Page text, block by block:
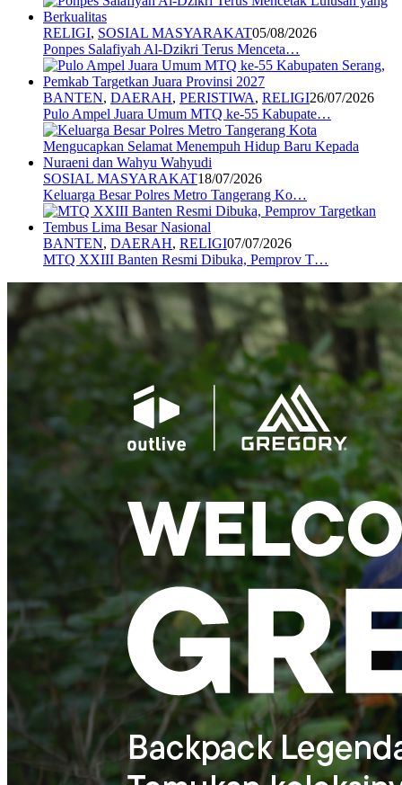
RELIGI, SOSIAL MASYARAKAT05/08/2026
Ponpes Salafiyah Al-Dzikri Terus Menceta…
BANTEN, DAERAH, PERISTIWA, RELIGI26/07/2026
Pulo Ampel Juara Umum MTQ ke-55 Kabupate…
SOSIAL MASYARAKAT18/07/2026
Keluarga Besar Polres Metro Tangerang Ko…
BANTEN, DAERAH, RELIGI07/07/2026
MTQ XXIII Banten Resmi Dibuka, Pemprov T…